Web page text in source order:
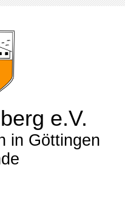
e.V.
in Göttingen